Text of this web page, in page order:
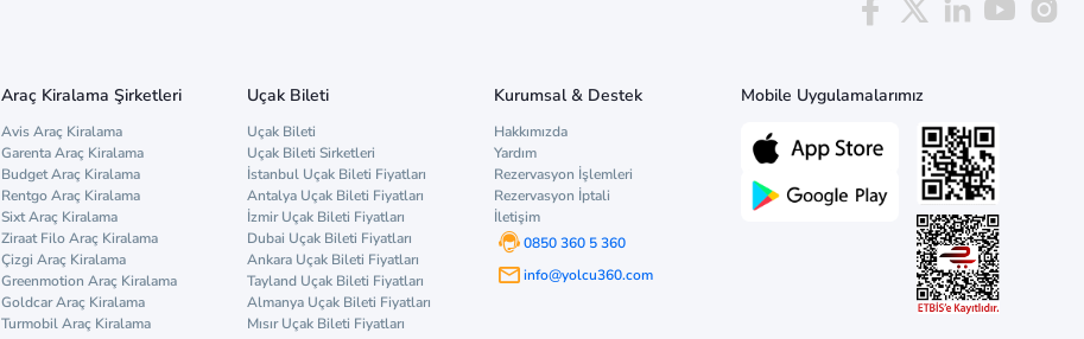
Araç Kiralama Şirketleri
Avis Araç Kiralama
Garenta Araç Kiralama
Budget Araç Kiralama
Rentgo Araç Kiralama
Sixt Araç Kiralama
Ziraat Filo Araç Kiralama
Çizgi Araç Kiralama
Greenmotion Araç Kiralama
Goldcar Araç Kiralama
Turmobil Araç Kiralama
Uçak Bileti
Uçak Bileti
Uçak Bileti Sirketleri
İstanbul Uçak Bileti Fiyatları
Antalya Uçak Bileti Fiyatları
İzmir Uçak Bileti Fiyatları
Dubai Uçak Bileti Fiyatları
Ankara Uçak Bileti Fiyatları
Tayland Uçak Bileti Fiyatları
Almanya Uçak Bileti Fiyatları
Mısır Uçak Bileti Fiyatları
Kurumsal & Destek
Hakkımızda
Yardım
Rezervasyon İşlemleri
Rezervasyon İptali
İletişim
0850 360 5 360
info@yolcu360.com
Mobile Uygulamalarımız